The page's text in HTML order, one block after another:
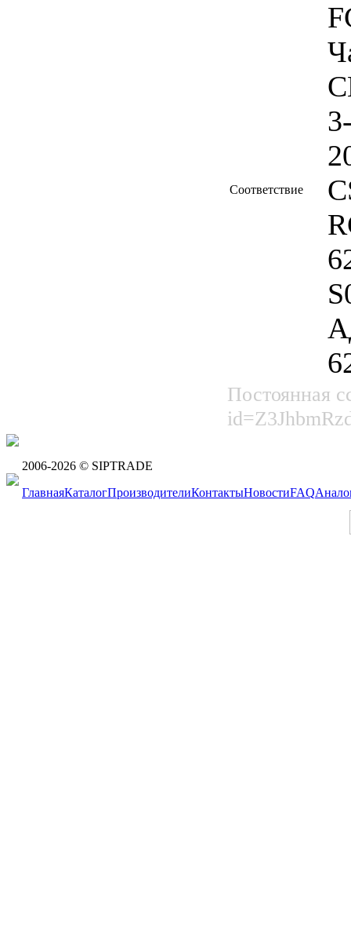
Соответствие
Постоянная
2006-2026 © SIPTRADE
ГлавнаяКаталогПроизводителиКонтактыНовостиFAQ